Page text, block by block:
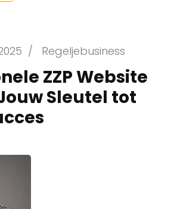
/ Regeljebusiness
ZZP Website
Sleutel tot